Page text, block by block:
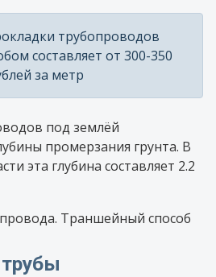
трубопроводов
составляет от 300-350
за метр
под землёй
промерзания грунта. В
эта глубина составляет 2.2